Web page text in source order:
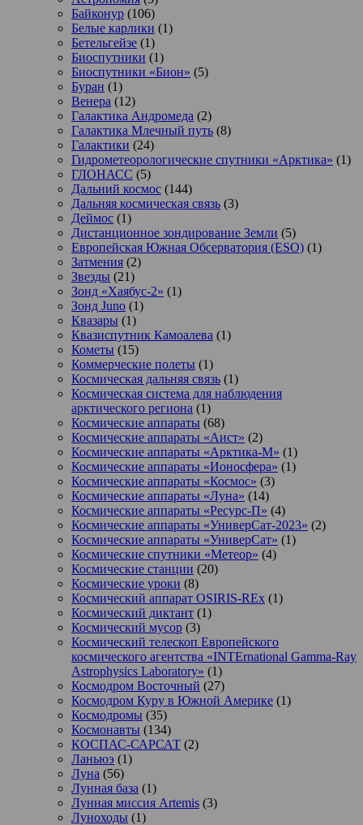
Байконур (106)
Белые карлики (1)
Бетельгейзе (1)
Биоспутники (1)
Биоспутники «Бион» (5)
Буран (1)
Венера (12)
Галактика Андромеда (2)
Галактика Млечный путь (8)
Галактики (24)
Гидрометеорологические спутники «Арктика» (1)
ГЛОНАСС (5)
Дальний космос (144)
Дальняя космическая связь (3)
Деймос (1)
Дистанционное зондирование Земли (5)
Европейская Южная Обсерватория (ESO) (1)
Затмения (2)
Звезды (21)
Зонд «Хаябус-2» (1)
Зонд Juno (1)
Квазары (1)
Квазиспутник Камоалева (1)
Кометы (15)
Коммерческие полеты (1)
Космическая дальняя связь (1)
Космическая система для наблюдения
арктического региона (1)
Космические аппараты (68)
Космические аппараты «Аист» (2)
Космические аппараты «Арктика-М» (1)
Космические аппараты «Ионосфера» (1)
Космические аппараты «Космос» (3)
Космические аппараты «Луна» (14)
Космические аппараты «Ресурс-П» (4)
Космические аппараты «УниверСат-2023» (2)
Космические аппараты «УниверСат» (1)
Космические спутники «Метеор» (4)
Космические станции (20)
Космические уроки (8)
Космический аппарат OSIRIS-REx (1)
Космический диктант (1)
Космический мусор (3)
Космический телескоп Европейского
космического агентства «INTErnational Gamma-Ray
Astrophysics Laboratory» (1)
Космодром Восточный (27)
Космодром Куру в Южной Америке (1)
Космодромы (35)
Космонавты (134)
КОСПАС-САРСАТ (2)
Ланьюэ (1)
Луна (56)
Лунная база (1)
Лунная миссия Artemis (3)
Луноходы (1)